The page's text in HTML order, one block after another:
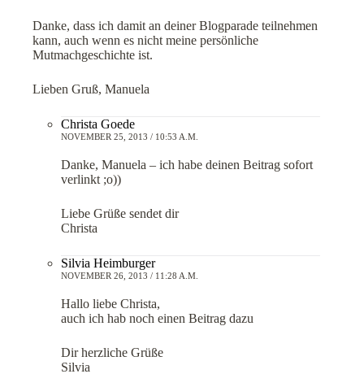
Danke, dass ich damit an deiner Blogparade teilnehmen
kann, auch wenn es nicht meine persönliche
Mutmachgeschichte ist.
Lieben Gruß, Manuela
Christa Goede
NOVEMBER 25, 2013 / 10:53 A.M.
Danke, Manuela – ich habe deinen Beitrag sofort
verlinkt ;o))
Liebe Grüße sendet dir
Christa
Silvia Heimburger
NOVEMBER 26, 2013 / 11:28 A.M.
Hallo liebe Christa,
auch ich hab noch einen Beitrag dazu
Dir herzliche Grüße
Silvia